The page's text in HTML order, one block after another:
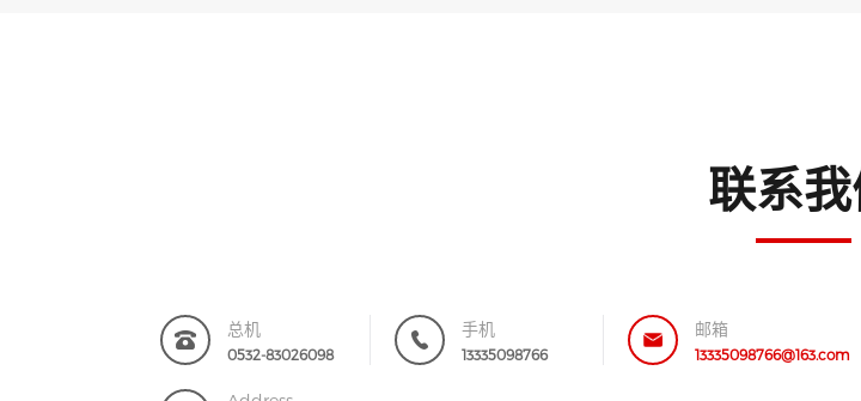
联系我
总机
0532-83026098
手机
13335098766
邮箱
13335098766@163.com